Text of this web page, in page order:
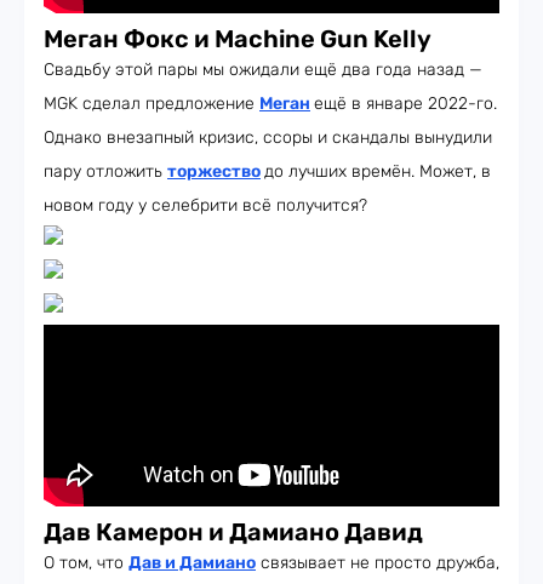
Меган Фокс и Machine Gun Kelly
Свадьбу этой пары мы ожидали ещё два года назад —
MGK сделал предложение Меган ещё в январе 2022-го.
Однако внезапный кризис, ссоры и скандалы вынудили
пару отложить торжестводо лучших времён. Может, в
новом году у селебрити всё получится?
Дав Камерон и Дамиано Давид
О том, что Дав и Дамиано связывает не просто дружба,